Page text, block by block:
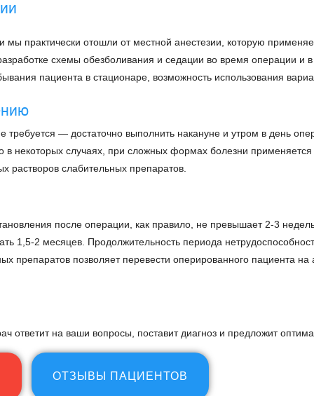
мы практически отошли от местной анестезии, которую
схемы обезболивания и седации во время операции и
пациента в стационаре, возможность использования
— достаточно выполнить накануне и утром в день
некоторых случаях, при сложных формах болезни
растворов слабительных препаратов.
после операции, как правило, не превышает 2-3
1,5-2 месяцев. Продолжительность периода
препаратов позволяет перевести оперированного пациента
ответит на ваши вопросы, поставит диагноз и предложит
ОТЗЫВЫ ПАЦИЕНТОВ